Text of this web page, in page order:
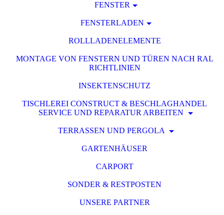
FENSTER
FENSTERLADEN
ROLLLADENELEMENTE
MONTAGE VON FENSTERN UND TÜREN NACH RAL
RICHTLINIEN
INSEKTENSCHUTZ
TISCHLEREI CONSTRUCT & BESCHLAGHANDEL
SERVICE UND REPARATUR ARBEITEN
TERRASSEN UND PERGOLA
GARTENHÄUSER
CARPORT
SONDER & RESTPOSTEN
UNSERE PARTNER